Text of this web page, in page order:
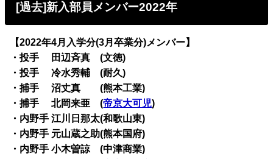
[過去]新入部員メンバー2022年
【2022年4月入学分(3月卒業分)メンバー】
・投手 田辺斉真 (文徳)
・投手 冷水秀輔 (耐久)
・捕手 沼丈真 (熊本工業)
・捕手 北岡来亜 (帝京大可児)
・内野手 江川日那太(和歌山東)
・内野手 元山蔵之助(熊本国府)
・内野手 小木曽諒 (中津商業)